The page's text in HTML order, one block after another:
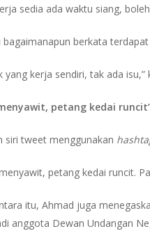
sedia ada waktu siang, boleh
bagaimanapun berkata
yang kerja sendiri, tak ada isu,”
petang kedai runcit’
siri tweet menggunakan
petang kedai runcit.
itu, Ahmad juga
anggota Dewan Undangan